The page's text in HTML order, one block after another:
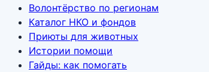
Волонтёрство по регионам
Каталог НКО и фондов
Приюты для животных
Истории помощи
Гайды: как помогать